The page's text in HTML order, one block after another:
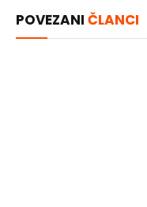
POVEZANI ČLANCI